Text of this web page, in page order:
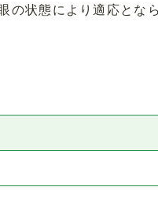
状態により適応とな